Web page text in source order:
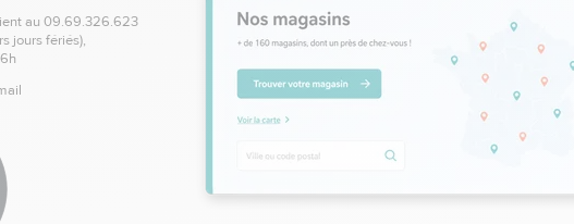
au 09.69.326.623
jours fériés),